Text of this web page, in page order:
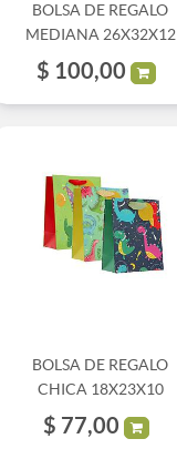
BOLSA DE REGALO
MEDIANA 26X32X12
$ 100,00
BOLSA DE REGALO
CHICA 18X23X10
$ 77,00